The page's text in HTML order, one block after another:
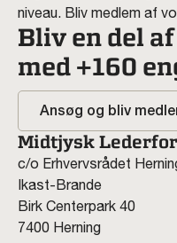
niveau. Bliv medlem af
Bliv en del
med +160
Ansøg og bliv
Midtjysk
c/o Erhvervsrådet
Ikast-Brande
Birk Centerpark 40
7400 Herning